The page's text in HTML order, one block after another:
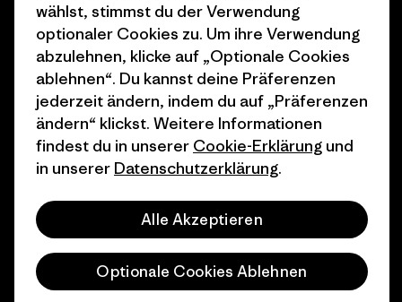
Geschenkgutscheine
Stores in deiner Nähe
Patagonia Schweiz
Seitenverzeichnis
© 2026 Patagonia, Inc. All Rights Reserved.
wählst, stimmst du der Verwendung
optionaler Cookies zu. Um ihre Verwendung
abzulehnen, klicke auf „Optionale Cookies
ablehnen“. Du kannst deine Präferenzen
jederzeit ändern, indem du auf „Präferenzen
ändern“ klickst. Weitere Informationen
findest du in unserer Cookie-Erklärung und
in unserer Datenschutzerklärung.
Alle Akzeptieren
Optionale Cookies Ablehnen